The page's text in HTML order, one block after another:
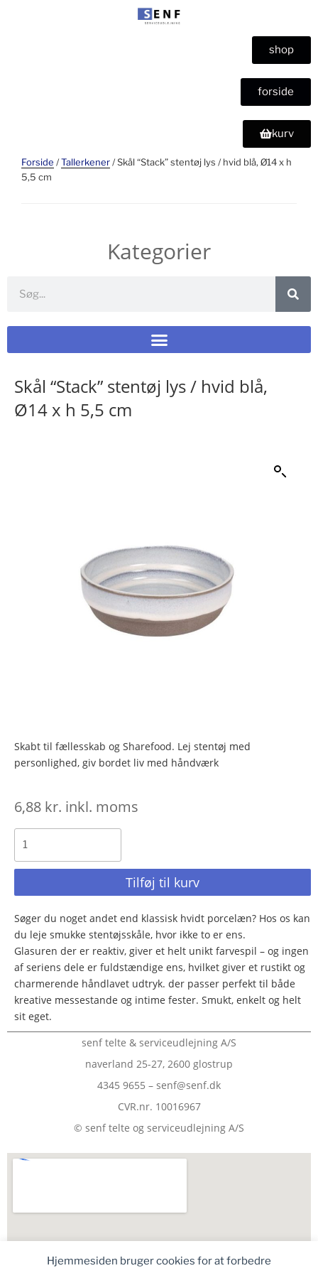
Hjemmesiden bruger cookies for at forbedre
shop
forside
kurv
Forside /Tallerkener/ Skål “Stack” stentøj lys / hvid blå, Ø14 x h
5,5 cm
Kategorier
Skål “Stack” stentøj lys / hvid blå,
Ø14 x h 5,5 cm
Skabt til fællesskab og Sharefood. Lej stentøj med
personlighed, giv bordet liv med håndværk
6,88 kr. inkl. moms
Tilføj til kurv
Søger du noget andet end klassisk hvidt porcelæn? Hos os kan
du leje smukke stentøjsskåle, hvor ikke to er ens.
Glasuren der er reaktiv, giver et helt unikt farvespil – og ingen
af seriens dele er fuldstændige ens, hvilket giver et rustikt og
charmerende håndlavet udtryk. der passer perfekt til både
kreative messestande og intime fester. Smukt, enkelt og helt
sit eget.
senf telte & serviceudlejning A/S
naverland 25-27, 2600 glostrup
4345 9655 – senf@senf.dk
CVR.nr. 10016967
© senf telte og serviceudlejning A/S